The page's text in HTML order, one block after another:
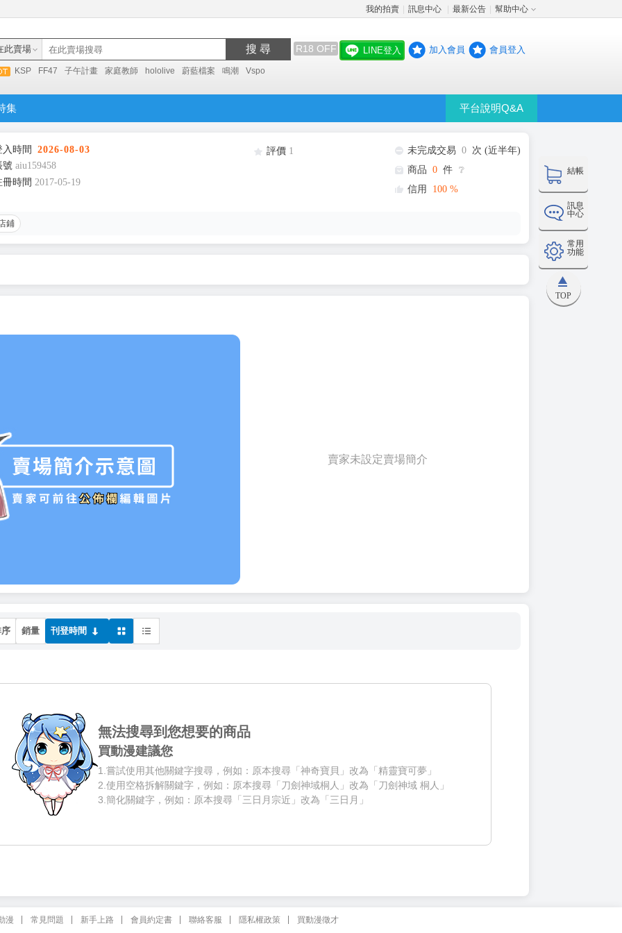
我的拍賣 訊息中心 最新公告 幫助中心
此賣場 搜 尋 R18 OFF
KSP FF47 子午計畫 家庭教師 hololive 蔚藍檔案 鳴潮 Vspo
LINE登入 加入會員 會員登入
集 平台說明Q&A
結帳
訊息
中心
常用
功能
TOP
時間
2026-08-03
號 aiu159458
時間 2017-05-19
評價 1 未完成交易 0 次 (近半年)
商品 0 件 ❔
信用
100 %
鋪
賣家未設定賣場簡介
銷量 刊登時間
無法搜尋到您想要的商品
買動漫建議您
1.嘗試使用其他關鍵字搜尋，例如：原本搜尋「神奇寶貝」改為「精靈寶可夢」
2.使用空格拆解關鍵字，例如：原本搜尋「刀劍神域桐人」改為「刀劍神域 桐人」
3.簡化關鍵字，例如：原本搜尋「三日月宗近」改為「三日月」
漫 常見問題 新手上路 會員約定書 聯絡客服 隱私權政策 買動漫徵才